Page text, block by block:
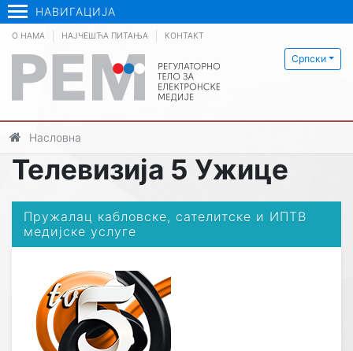
НАВИГАЦИЈА
Српски
О НАМА НАЈЧЕШЋА ПИТАЊА КОНТАКТ
Насловна
Телевизија 5 Ужице
Пружалац кабловске, сателитске и ИПТВ
медијске услуге